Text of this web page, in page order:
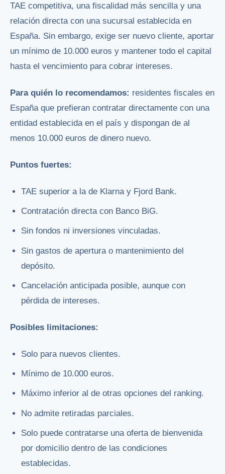
TAE competitiva, una fiscalidad más sencilla y una
relación directa con una sucursal establecida en
España. Sin embargo, exige ser nuevo cliente, aportar
un mínimo de 10.000 euros y mantener todo el capital
hasta el vencimiento para cobrar intereses.
Para quién lo recomendamos: residentes fiscales en
España que prefieran contratar directamente con una
entidad establecida en el país y dispongan de al
menos 10.000 euros de dinero nuevo.
Puntos fuertes:
TAE superior a la de Klarna y Fjord Bank.
Contratación directa con Banco BiG.
Sin fondos ni inversiones vinculadas.
Sin gastos de apertura o mantenimiento del
depósito.
Cancelación anticipada posible, aunque con
pérdida de intereses.
Posibles limitaciones:
Solo para nuevos clientes.
Mínimo de 10.000 euros.
Máximo inferior al de otras opciones del ranking.
No admite retiradas parciales.
Solo puede contratarse una oferta de bienvenida
por domicilio dentro de las condiciones
establecidas.